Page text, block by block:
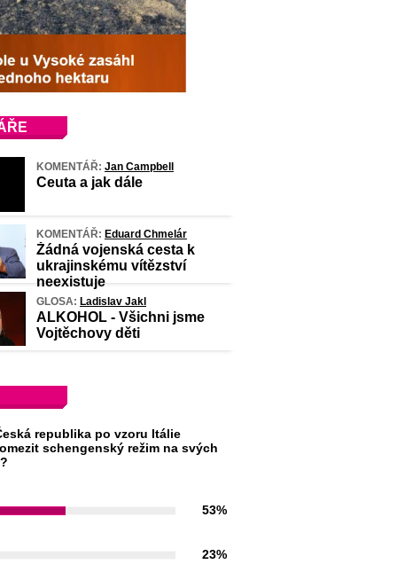
KOMENTÁŘ: Jan Campbell
Ceuta a jak dále
KOMENTÁŘ: Eduard Chmelár
Žádná vojenská cesta k
ukrajinskému vítězství
neexistuje
GLOSA: Ladislav Jakl
ALKOHOL - Všichni jsme
Vojtěchovy děti
republika po vzoru Itálie
schengenský režim na svých
53%
23%